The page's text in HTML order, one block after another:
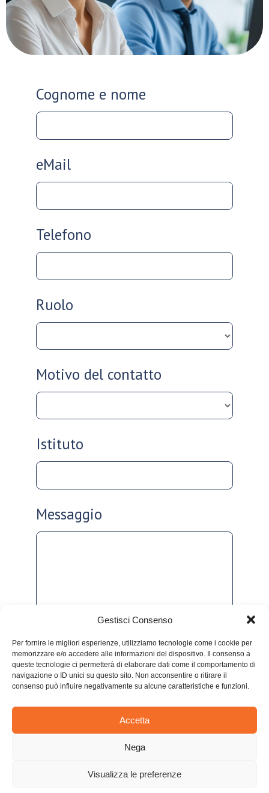
Gestisci Consenso
Per fornire le migliori esperienze, utilizziamo tecnologie come i cookie per
memorizzare e/o accedere alle informazioni del dispositivo. Il consenso a
queste tecnologie ci permetterà di elaborare dati come il comportamento di
navigazione o ID unici su questo sito. Non acconsentire o ritirare il
consenso può influire negativamente su alcune caratteristiche e funzioni.
Accetta
Nega
Visualizza le preferenze
Cognome e nome
eMail
Telefono
Ruolo
Motivo del contatto
Istituto
Messaggio
P.IVA 05983000877 –Privacy Cookies